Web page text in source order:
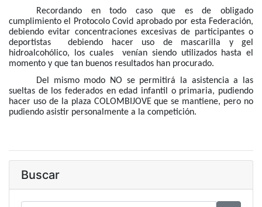
Recordando en todo caso que es de obligado
cumplimiento el Protocolo Covid aprobado por esta Federación,
debiendo evitar concentraciones excesivas de participantes o
deportistas debiendo hacer uso de mascarilla y gel
hidroalcohólico, los cuales venían siendo utilizados hasta el
momento y que tan buenos resultados han procurado.
Del mismo modo NO se permitirá la asistencia a las
sueltas de los federados en edad infantil o primaria, pudiendo
hacer uso de la plaza COLOMBIJOVE que se mantiene, pero no
pudiendo asistir personalmente a la competición.
Buscar